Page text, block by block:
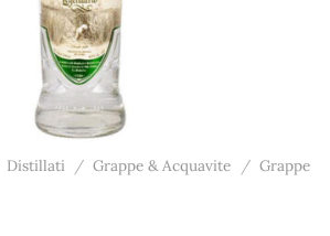
Distillati / Grappe & Acquavite / Grappe